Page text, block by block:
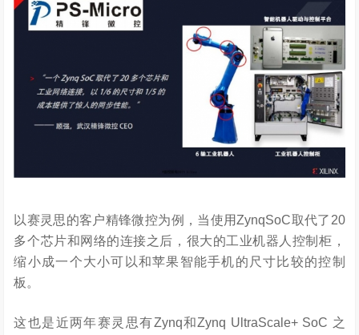
以赛灵思的客户精锋微控为例，当使用ZynqSoC取代了20
多个芯片和网络的连接之后，很大的工业机器人控制柜，
缩小成一个大小可以和苹果智能手机的尺寸比较的控制
板。
这也是近两年赛灵思有Zynq和Zynq UltraScale+ SoC 之